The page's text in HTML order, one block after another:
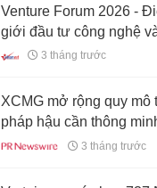
Venture Forum 2026 -
giới đầu tư công nghệ
3 tháng trước
XCMG mở rộng quy mô
pháp hậu cần thông
động hiệu quả hơn, phát
3 tháng trước